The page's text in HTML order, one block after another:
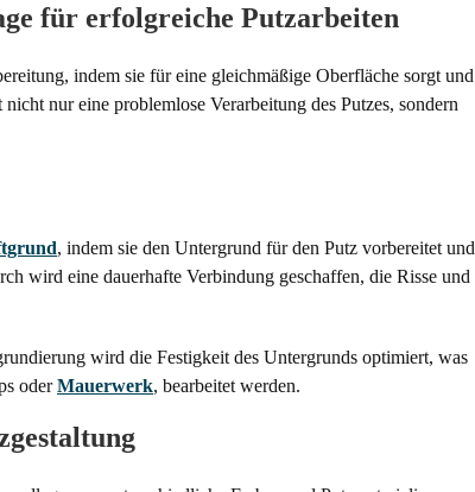
für erfolgreiche Putzarbeiten
indem sie für eine gleichmäßige Oberfläche sorgt und
nur eine problemlose Verarbeitung des Putzes, sondern
, indem sie den Untergrund für den Putz vorbereitet und
wird eine dauerhafte Verbindung geschaffen, die Risse und
wird die Festigkeit des Untergrunds optimiert, was
oderMauerwerk, bearbeitet werden.